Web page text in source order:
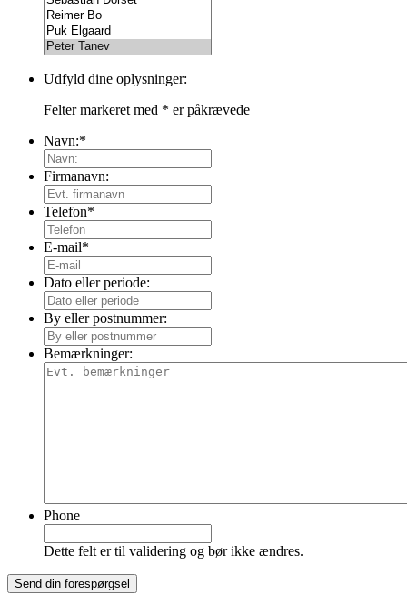
Udfyld dine oplysninger:
Felter markeret med * er påkrævede
Navn:*
Firmanavn:
Telefon*
E-mail*
Dato eller periode:
By eller postnummer:
Bemærkninger:
Phone
Dette felt er til validering og bør ikke ændres.